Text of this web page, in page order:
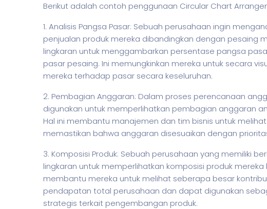
Berikut adalah contoh penggunaan Circular Chart
1. Analisis Pangsa Pasar: Sebuah perusahaan ingin
penjualan produk mereka dibandingkan dengan pesaing
lingkaran untuk menggambarkan persentase pangsa
pasar pesaing. Ini memungkinkan mereka untuk secara
mereka terhadap pasar secara keseluruhan.
2. Pembagian Anggaran: Dalam proses perencanaan
digunakan untuk memperlihatkan pembagian anggaran
Hal ini membantu manajemen dan tim bisnis untuk
memastikan bahwa anggaran disesuaikan dengan
3. Komposisi Produk: Sebuah perusahaan yang memiliki
lingkaran untuk memperlihatkan komposisi produk
membantu mereka untuk melihat seberapa besar
pendapatan total perusahaan dan dapat digunakan
strategis terkait pengembangan produk.